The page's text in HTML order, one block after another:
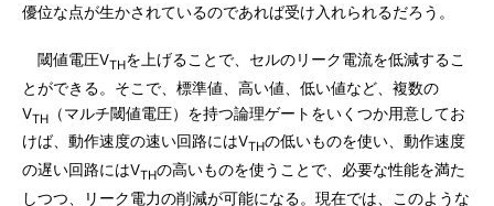
優位な点が生かされているのであれば受け入れられるだろう。
閾値電圧VTHを上げることで、セルのリーク電流を低減するこ
とができる。そこで、標準値、高い値、低い値など、複数の
VTH （マルチ閾値電圧）を持つ論理ゲートをいくつか用意してお
けば、動作速度の速い回路にはVTHの低いものを使い、動作速度
の遅い回路にはVTHの高いものを使うことで、必要な性能を満た
しつつ、リーク電力の削減が可能になる。現在では、このような